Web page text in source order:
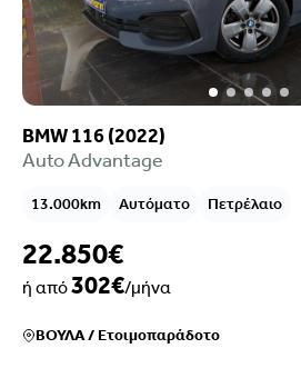
BMW 116 (2022)
Auto Advantage
13.000km Αυτόματο Πετρέλαιο
22.850€
ή από302€/μήνα
ΒΟΥΛΑ/Ετοιμοπαράδοτο